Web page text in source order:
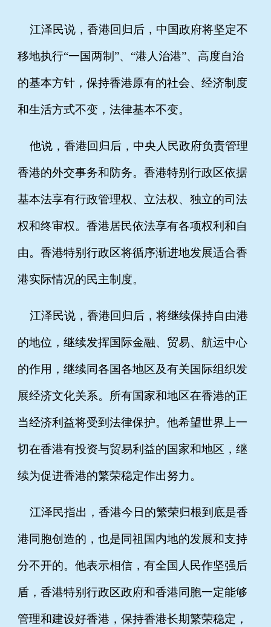
江泽民说，香港回归后，中国政府将坚定不
移地执行“一国两制”、“港人治港”、高度自治
的基本方针，保持香港原有的社会、经济制度
和生活方式不变，法律基本不变。
他说，香港回归后，中央人民政府负责管理
香港的外交事务和防务。香港特别行政区依据
基本法享有行政管理权、立法权、独立的司法
权和终审权。香港居民依法享有各项权利和自
由。香港特别行政区将循序渐进地发展适合香
港实际情况的民主制度。
江泽民说，香港回归后，将继续保持自由港
的地位，继续发挥国际金融、贸易、航运中心
的作用，继续同各国各地区及有关国际组织发
展经济文化关系。所有国家和地区在香港的正
当经济利益将受到法律保护。他希望世界上一
切在香港有投资与贸易利益的国家和地区，继
续为促进香港的繁荣稳定作出努力。
江泽民指出，香港今日的繁荣归根到底是香
港同胞创造的，也是同祖国内地的发展和支持
分不开的。他表示相信，有全国人民作坚强后
盾，香港特别行政区政府和香港同胞一定能够
管理和建设好香港，保持香港长期繁荣稳定，